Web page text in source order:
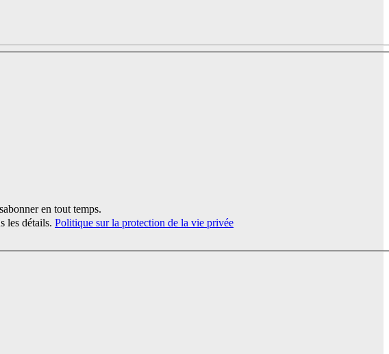
en tout temps.
les détails. Politique sur la protection de la vie privée